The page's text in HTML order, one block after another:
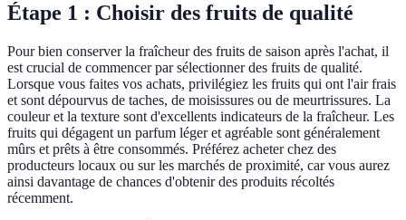
Étape 1 : Choisir des fruits de qualité
Pour bien conserver la fraîcheur des fruits de saison après l'achat, il
est crucial de commencer par sélectionner des fruits de qualité.
Lorsque vous faites vos achats, privilégiez les fruits qui ont l'air frais
et sont dépourvus de taches, de moisissures ou de meurtrissures. La
couleur et la texture sont d'excellents indicateurs de la fraîcheur. Les
fruits qui dégagent un parfum léger et agréable sont généralement
mûrs et prêts à être consommés. Préférez acheter chez des
producteurs locaux ou sur les marchés de proximité, car vous aurez
ainsi davantage de chances d'obtenir des produits récoltés
récemment.